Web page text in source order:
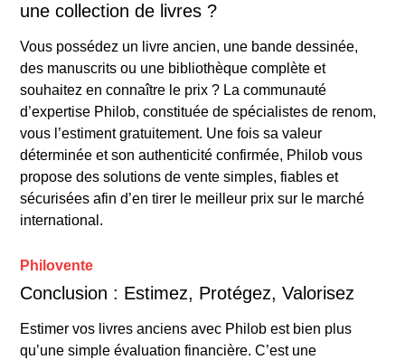
une collection de livres ?
Vous possédez un livre ancien, une bande dessinée,
des manuscrits ou une bibliothèque complète et
souhaitez en connaître le prix ? La communauté
d’expertise Philob, constituée de spécialistes de renom,
vous l’estiment gratuitement. Une fois sa valeur
déterminée et son authenticité confirmée, Philob vous
propose des solutions de vente simples, fiables et
sécurisées afin d’en tirer le meilleur prix sur le marché
international.
Philovente
Conclusion : Estimez, Protégez, Valorisez
Estimer vos livres anciens avec Philob est bien plus
qu’une simple évaluation financière. C’est une